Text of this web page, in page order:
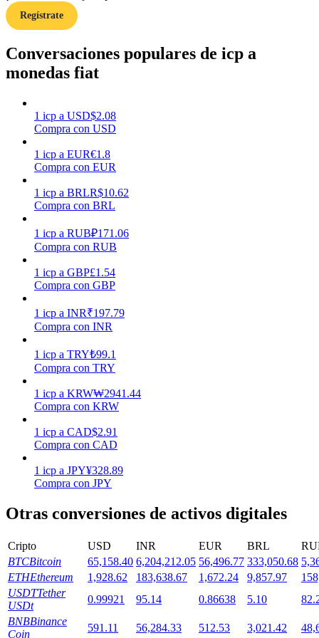
Power Piggy
Gana recompensas competitivas diariamente
Staking
Participación flexible para ganar tokens populares
Regístrate
Conversaciones populares de icp a
monedas fiat
1 icp a USD$2.08
Compra con USD
1 icp a EUR€1.8
Compra con EUR
1 icp a BRLR$10.62
Compra con BRL
1 icp a RUB₽171.06
Compra con RUB
1 icp a GBP£1.54
Compra con GBP
1 icp a INR₹197.79
Compra con INR
1 icp a TRY₺99.1
Compra con TRY
1 icp a KRW₩2941.44
Compra con KRW
1 icp a CAD$2.91
Compra con CAD
1 icp a JPY¥328.89
Compra con JPY
Otras conversiones de activos digitales
Cripto USD INR EUR BRL
BTCBitcoin 65,158.40 6,204,212.05 56,496.77 333,050.68
ETHEthereum 1,928.62 183,638.67 1,672.24 9,857.97
USDTTether
USDt
0.99921 95.14 0.86638 5.10
BNBBinance
Coin
591.11 56,284.33 512.53 3,021.42